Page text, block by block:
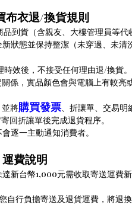
布衣退/換貨規則
品到貨（含親友、大樓管理員等
新狀態並保持整潔（未穿過、未清
時效後，不接受任何理由退/換貨。
係，實品顏色會與電腦上有較
並將購買發票、折讓單、交易明
寄回折讓單後完成退貨程序。
逐一主動通知消費者。
運費說明
新台幣1,000元需收取寄送運費
行負擔寄送及退貨運費，將退